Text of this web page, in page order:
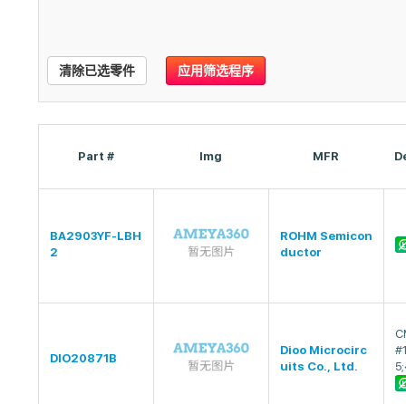
清除已选零件 应用筛选程序
Part # Img MFR
BA2903YF-LBH
2
ROHM Semicon
ductor
DIO20871B
Dioo Microcirc
uits Co., Ltd.